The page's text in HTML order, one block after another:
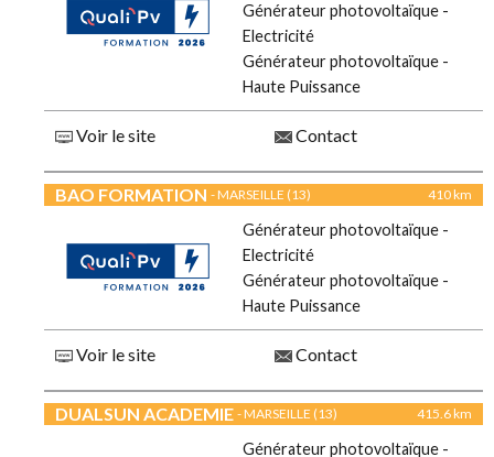
Générateur photovoltaïque -
Electricité
Générateur photovoltaïque -
Haute Puissance
Voir le site Contact
BAO FORMATION - MARSEILLE (13) 410 km
Générateur photovoltaïque -
Electricité
Générateur photovoltaïque -
Haute Puissance
Voir le site Contact
DUALSUN ACADEMIE - MARSEILLE (13) 415.6 km
Générateur photovoltaïque -